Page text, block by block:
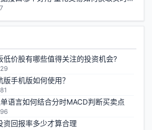
低价股有哪些值得关注的投资机会?
版手机版如何使用？
语言如何结合分时MACD判断买卖点
资回报率多少才算合理